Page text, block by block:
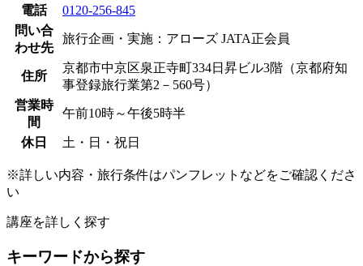
電話
0120-256-845
問い合
わせ先
旅行企画・実施：アローズ JATA正会員
住所
京都市中京区泉正寺町334日昇ビル3階（京都府知
事登録旅行業第2－560号）
営業時
間
午前10時～午後5時半
休日 土・日・祝日
※詳しい内容・旅行条件はパンフレットなどをご確認くださ
い
講座を詳しく探す
キーワードから探す